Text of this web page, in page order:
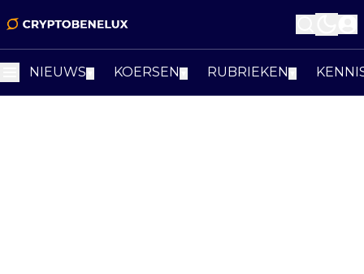
NIEUWS KOERSEN RUBRIEKEN